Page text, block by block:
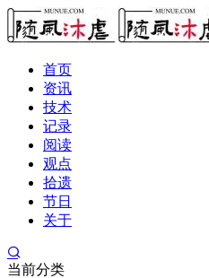
首页
资讯
技术
记录
阅读
观点
拾遗
节日
关于
当前分类